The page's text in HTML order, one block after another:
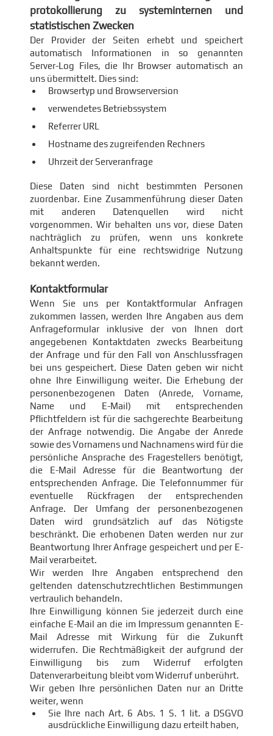
protokollierung zu systeminternen und
statistischen Zwecken
Der Provider der Seiten erhebt und speichert
automatisch Informationen in so genannten
Server-Log Files, die Ihr Browser automatisch an
uns übermittelt. Dies sind:
Browsertyp und Browserversion
verwendetes Betriebssystem
Referrer URL
Hostname des zugreifenden Rechners
Uhrzeit der Serveranfrage
Diese Daten sind nicht bestimmten Personen
zuordenbar. Eine Zusammenführung dieser Daten
mit anderen Datenquellen wird nicht
vorgenommen. Wir behalten uns vor, diese Daten
nachträglich zu prüfen, wenn uns konkrete
Anhaltspunkte für eine rechtswidrige Nutzung
bekannt werden.
Kontaktformular
Wenn Sie uns per Kontaktformular Anfragen
zukommen lassen, werden Ihre Angaben aus dem
Anfrageformular inklusive der von Ihnen dort
angegebenen Kontaktdaten zwecks Bearbeitung
der Anfrage und für den Fall von Anschlussfragen
bei uns gespeichert. Diese Daten geben wir nicht
ohne Ihre Einwilligung weiter. Die Erhebung der
personenbezogenen Daten (Anrede, Vorname,
Name und E-Mail) mit entsprechenden
Pflichtfeldern ist für die sachgerechte Bearbeitung
der Anfrage notwendig. Die Angabe der Anrede
sowie des Vornamens und Nachnamens wird für die
persönliche Ansprache des Fragestellers benötigt,
die E-Mail Adresse für die Beantwortung der
entsprechenden Anfrage. Die Telefonnummer für
eventuelle Rückfragen der entsprechenden
Anfrage. Der Umfang der personenbezogenen
Daten wird grundsätzlich auf das Nötigste
beschränkt. Die erhobenen Daten werden nur zur
Beantwortung Ihrer Anfrage gespeichert und per E-
Mail verarbeitet.
Wir werden Ihre Angaben entsprechend den
geltenden datenschutzrechtlichen Bestimmungen
vertraulich behandeln.
Ihre Einwilligung können Sie jederzeit durch eine
einfache E-Mail an die im Impressum genannten E-
Mail Adresse mit Wirkung für die Zukunft
widerrufen. Die Rechtmäßigkeit der aufgrund der
Einwilligung bis zum Widerruf erfolgten
Datenverarbeitung bleibt vom Widerruf unberührt.
Wir geben Ihre persönlichen Daten nur an Dritte
weiter, wenn
Sie Ihre nach Art. 6 Abs. 1 S. 1 lit. a DSGVO
ausdrückliche Einwilligung dazu erteilt haben,